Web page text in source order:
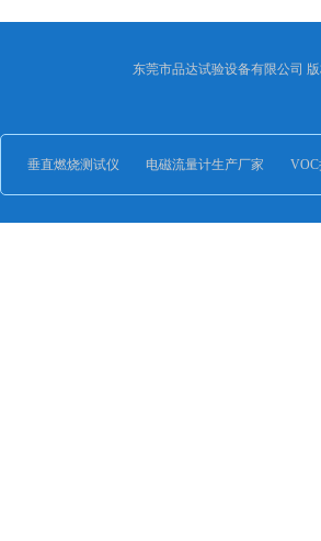
东莞市品达试验设备有限公司
垂直燃烧测试仪 电磁流量计生产厂家